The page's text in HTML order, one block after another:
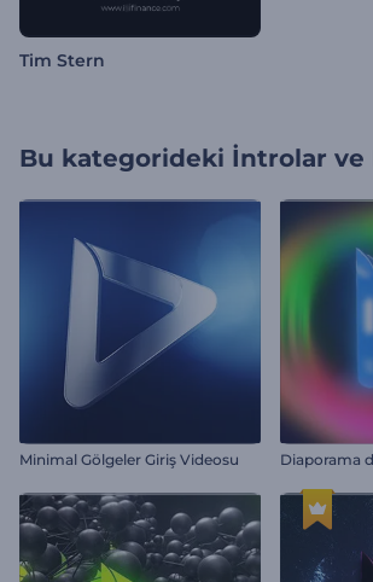
Tim Stern
Bu kategorideki İntrolar ve
Minimal Gölgeler Giriş Videosu Diaporama